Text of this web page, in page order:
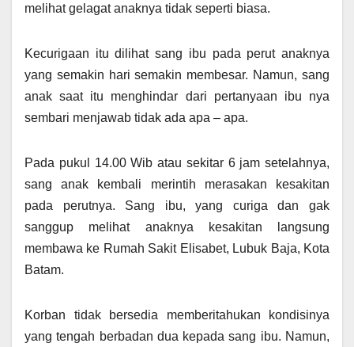
melihat gelagat anaknya tidak seperti biasa.
Kecurigaan itu dilihat sang ibu pada perut anaknya
yang semakin hari semakin membesar. Namun, sang
anak saat itu menghindar dari pertanyaan ibu nya
sembari menjawab tidak ada apa – apa.
Pada pukul 14.00 Wib atau sekitar 6 jam setelahnya,
sang anak kembali merintih merasakan kesakitan
pada perutnya. Sang ibu, yang curiga dan gak
sanggup melihat anaknya kesakitan langsung
membawa ke Rumah Sakit Elisabet, Lubuk Baja, Kota
Batam.
Korban tidak bersedia memberitahukan kondisinya
yang tengah berbadan dua kepada sang ibu. Namun,